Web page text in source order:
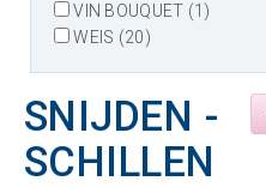
VIN BOUQUET (1)
WEIS (20)
SNIJDEN -
SCHILLEN